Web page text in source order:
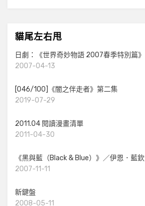
貓尾左右甩
日劇：《世界奇妙物語 2007春季特別篇》
2007-04-13
[046/100]《闇之伴走者》第二集
2019-07-29
2011.04 閱讀漫畫清單
2011-04-30
《黑與藍（Black & Blue）》／伊恩．藍欽
2007-11-11
新鍵盤
2008-05-11